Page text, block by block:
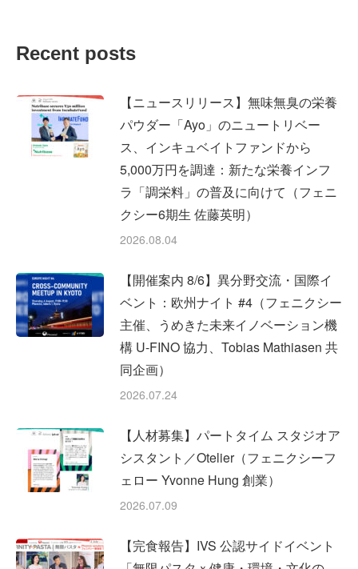
Recent posts
【ニュースリリース】無味無臭の栄養
パウダー「Ayo」のニュートリベー
ス、インキュベイトファンドから
5,000万円を調達：新たな栄養インフ
ラ「調栄料」の普及に向けて（フェニ
クシー6期生 佐藤英明）
2026.08.04
【開催案内 8/6】異分野交流・国際イ
ベント：欧州ナイト #4（フェニクシー
主催、うめきた未来イノベーション機
構 U-FINO 協力、Tobias Mathiasen 共
同企画）
2026.07.24
【人材募集】パートタイム スタジオア
シスタント／Otelier（フェニクシーフ
ェロー Yvonne Hung 創業）
2026.07.09
【完食報告】IVS 公認サイドイベント